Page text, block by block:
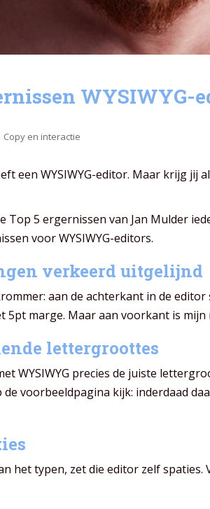
WYSIWYG-
Copy en interactie
een WYSIWYG-editor. Maar krijg jij
Top 5 ergernissen van Jan Mulder
voor WYSIWYG-editors.
verkeerd uitgelijnd
aan de achterkant in de
5pt marge. Maar aan voorkant is mijn
lettergroottes
WYSIWYG precies de juiste
voorbeeldpagina kijk: inderdaad
het typen, zet die editor zelf spaties.